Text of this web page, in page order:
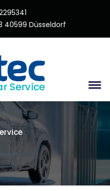
40599 Düsseldorf